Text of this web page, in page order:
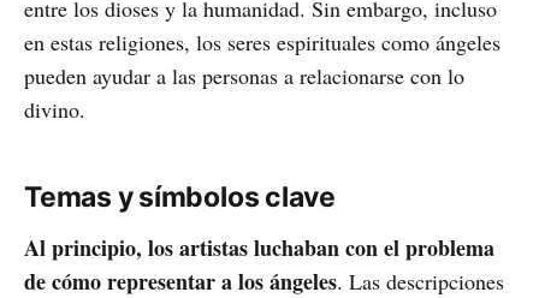
entre los dioses y la humanidad. Sin embargo, incluso
en estas religiones, los seres espirituales como ángeles
pueden ayudar a las personas a relacionarse con lo
divino.
Temas y símbolos clave
Al principio, los artistas luchaban con el problema
de cómo representar a los ángeles. Las descripciones